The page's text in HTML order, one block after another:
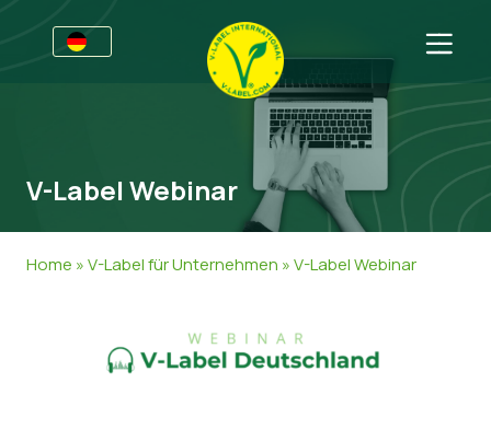
V-Label für Unternehmen
Vorteile
Angebot anfordern
Für Konsumenten
V-Label für Konsumenten
Kategorien
Kosmetik und Drogerie
Angebot anfordern
V-Label Webinar
Home »V-Label für Unternehmen »V-Label Webinar